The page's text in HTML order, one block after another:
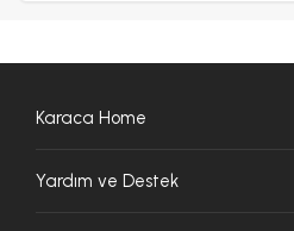
Karaca Home
Yardım ve Destek